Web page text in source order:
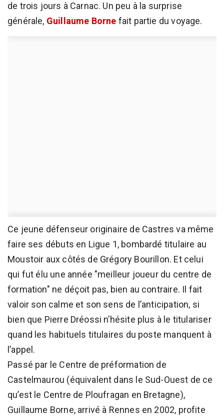
de trois jours à Carnac. Un peu à la surprise
générale, Guillaume Borne fait partie du voyage.
Ce jeune défenseur originaire de Castres va même
faire ses débuts en Ligue 1, bombardé titulaire au
Moustoir aux côtés de Grégory Bourillon. Et celui
qui fut élu une année "meilleur joueur du centre de
formation" ne déçoit pas, bien au contraire. Il fait
valoir son calme et son sens de l’anticipation, si
bien que Pierre Dréossi n’hésite plus à le titulariser
quand les habituels titulaires du poste manquent à
l’appel.
Passé par le Centre de préformation de
Castelmaurou (équivalent dans le Sud-Ouest de ce
qu’est le Centre de Ploufragan en Bretagne),
Guillaume Borne, arrivé à Rennes en 2002, profite